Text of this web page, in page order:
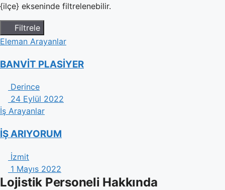
{ilçe} ekseninde filtrelenebilir.
Filtrele
Eleman Arayanlar
BANVİT PLASİYER
Derince
24 Eylül 2022
İş Arayanlar
İŞ ARIYORUM
İzmit
1 Mayıs 2022
Lojistik Personeli Hakkında